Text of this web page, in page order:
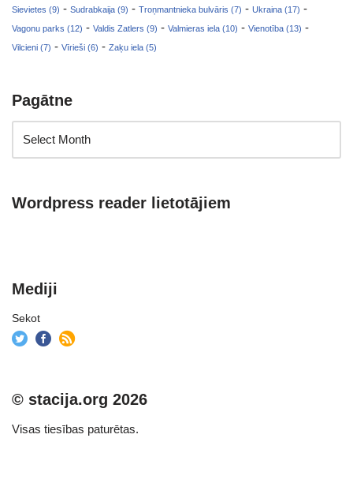
Sievietes (9) - Sudrabkaija (9) - Troņmantnieka bulvāris (7) - Ukraina (17) -
Vagonu parks (12) - Valdis Zatlers (9) - Valmieras iela (10) - Vienotība (13) -
Vilcieni (7) - Vīrieši (6) - Zaķu iela (5)
Pagātne
Wordpress reader lietotājiem
Mediji
Sekot
© stacija.org 2026
Visas tiesības paturētas.